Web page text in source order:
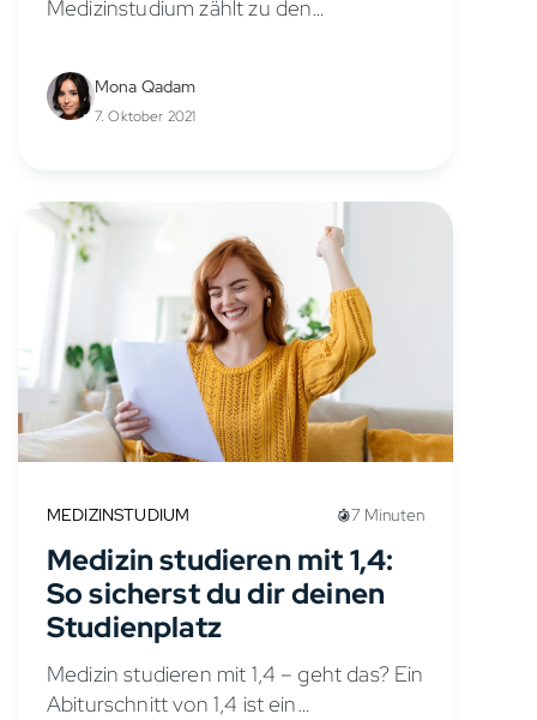
Medizinstudium zählt zu den
Studiengängen in Deutschland. Wer
sich für Medizin entscheidet, wählt
einen Weg voller Herausforderungen,
Mona Qadam
7. Oktober 2021
MEDIZINSTUDIUM 7 Minuten
Medizin studieren mit 1,4:
So sicherst du dir deinen
Studienplatz
Medizin studieren mit 1,4 – geht das? Ein
Abiturschnitt von 1,4 ist ein